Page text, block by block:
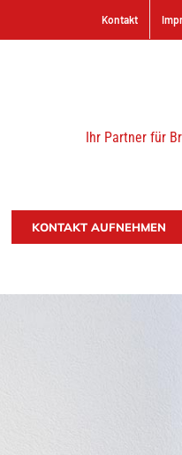
Kontakt
Ihr Partner für
KONTAKT AUFNEHMEN